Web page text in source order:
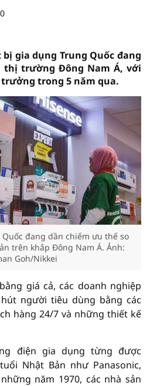
gia dụng Trung Quốc đang
thị trường Đông Nam Á, với
trong 5 năm qua.
đang dần chiếm ưu thế so
trên khắp Đông Nam Á. Ảnh:
Goh/Nikkei
giá cả, các doanh nghiệp
người tiêu dùng bằng các
hàng 24/7 và những thiết kế
điện gia dụng từng được
Nhật Bản như Panasonic,
năm 1970, các nhà sản